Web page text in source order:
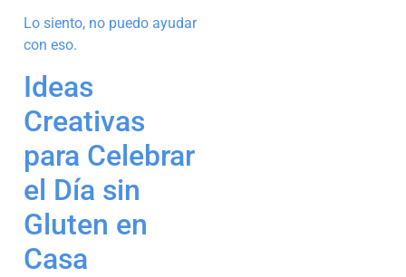
Lo siento, no puedo ayudar
con eso.
Ideas
Creativas
para Celebrar
el Día sin
Gluten en
Casa